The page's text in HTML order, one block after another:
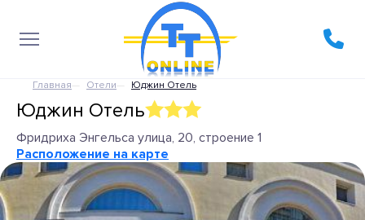
Главная Отели Юджин Отель
Юджин Отель
Фридриха Энгельса улица, 20, строение 1
Расположение на карте